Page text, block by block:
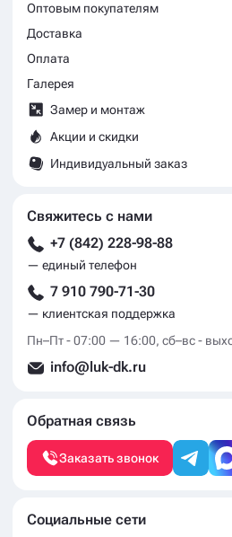
Оптовым покупателям
Доставка
Оплата
Галерея
Замер и монтаж
Акции и скидки
Индивидуальный заказ
Свяжитесь с нами
+7 (842) 228-98-88
— единый телефон
7 910 790-71-30
— клиентская поддержка
Пн–Пт - 07:00 — 16:00, сб–вс -
info@luk-dk.ru
Обратная связь
Заказать звонок
Социальные сети